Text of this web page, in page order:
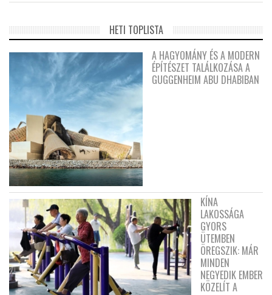
HETI TOPLISTA
A HAGYOMÁNY ÉS A MODERN
ÉPÍTÉSZET TALÁLKOZÁSA A
GUGGENHEIM ABU DHABIBAN
KÍNA
LAKOSSÁGA
GYORS
ÜTEMBEN
ÖREGSZIK: MÁR
MINDEN
NEGYEDIK EMBER
KÖZELÍT A